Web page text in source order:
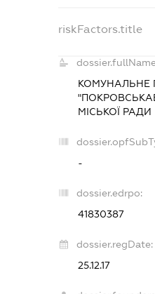
riskFactors.title
КОМУНАЛЬНЕ
МІСЬКОЇ РАДИ
-
dossier.edrpo:
41830387
dossier.regDate:
25.12.17